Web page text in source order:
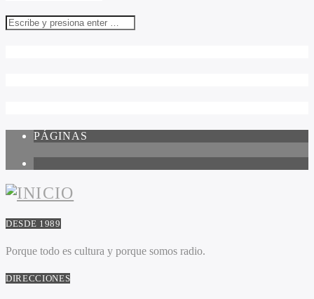
PÁGINAS
DESDE 1989
Porque todo es cultura y porque somos radio.
DIRECCIONES